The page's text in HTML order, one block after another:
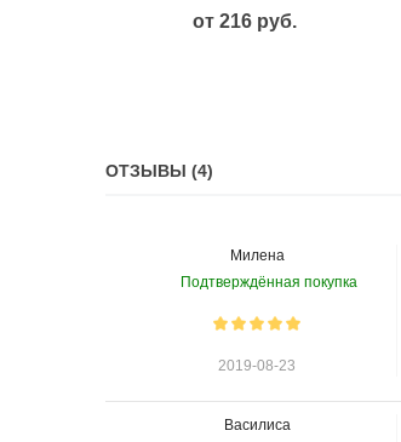
от 216 руб.
ОТЗЫВЫ (4)
Милена
Подтверждённая покупка
2019-08-23
Василиса